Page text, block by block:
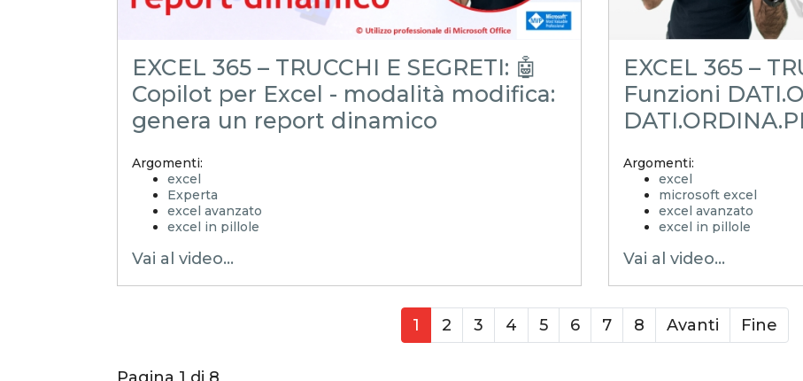
EXCEL 365 – TRUCCHI E SEGRETI: 🤖
Copilot per Excel - modalità modifica:
genera un report dinamico
Argomenti:
excel
Experta
excel avanzato
excel in pillole
excel tutorial ita
excel tricks
excel facile
Vai al video...
EXCEL 365 –
Funzioni
Argomenti:
excel
microsoft excel
excel avanzato
excel in pillole
EXCELtrucchiesegreti
xlsx
excel tips
controllo di gestione
Vai al video...
1 2 3 4 5 6 7 8 Avanti Fine
Pagina 1 di 8